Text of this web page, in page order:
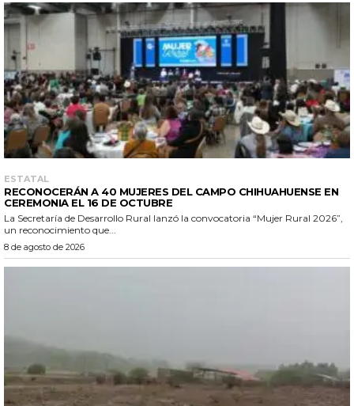
ESTATAL
RECONOCERÁN A 40 MUJERES DEL CAMPO CHIHUAHUENSE EN
CEREMONIA EL 16 DE OCTUBRE
La Secretaría de Desarrollo Rural lanzó la convocatoria “Mujer Rural 2026”,
un reconocimiento que...
8 de agosto de 2026